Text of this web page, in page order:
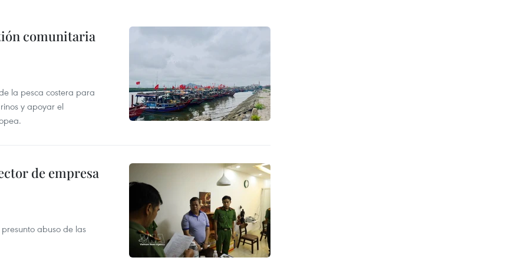
comunitaria
la pesca costera para
y apoyar el
de empresa
abuso de las